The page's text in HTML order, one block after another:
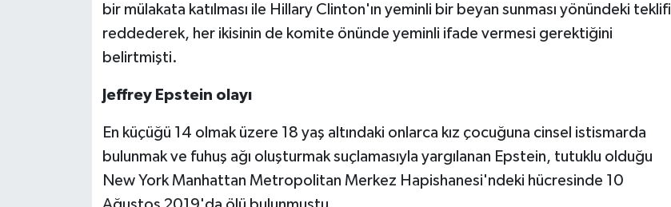
bir mülakata katılması ile Hillary Clinton'ın yeminli bir beyan sunması yönündeki teklifi
reddederek, her ikisinin de komite önünde yeminli ifade vermesi gerektiğini
belirtmişti.
Jeffrey Epstein olayı
En küçüğü 14 olmak üzere 18 yaş altındaki onlarca kız çocuğuna cinsel istismarda
bulunmak ve fuhuş ağı oluşturmak suçlamasıyla yargılanan Epstein, tutuklu olduğu
New York Manhattan Metropolitan Merkez Hapishanesi'ndeki hücresinde 10